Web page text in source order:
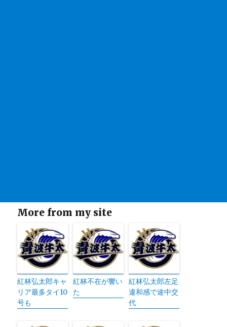
More from my site
紅林弘太郎キャ
リア最多タイ10
号も
紅林不在が響い
た
紅林弘太郎左足
違和感で途中交
代